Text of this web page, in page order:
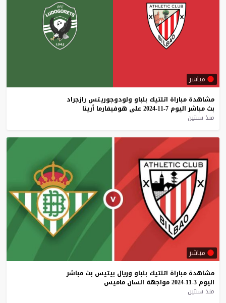
مباشر
مشاهدة مباراة اتلتيك بلباو ولودوجوريتس رازجراد
بث مباشر اليوم 7-11-2024 على هوفيفارما أرينا
منذ سنتين
مباشر
مشاهدة مباراة اتلتيك بلباو وريال بيتيس بث مباشر
اليوم 3-11-2024 مواجهة السان ماميس
منذ سنتين